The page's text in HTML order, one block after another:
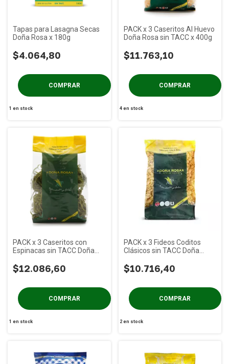
Tapas para Lasagna Secas
Doña Rosa x 180g
$4.064,80
1 en stock
PACK x 3 Caseritos Al Huevo
Doña Rosa sin TACC x 400g
$11.763,10
4 en stock
PACK x 3 Caseritos con
Espinacas sin TACC Doña
$12.086,60
1 en stock
PACK x 3 Fideos Coditos
Clásicos sin TACC Doña
$10.716,40
2 en stock